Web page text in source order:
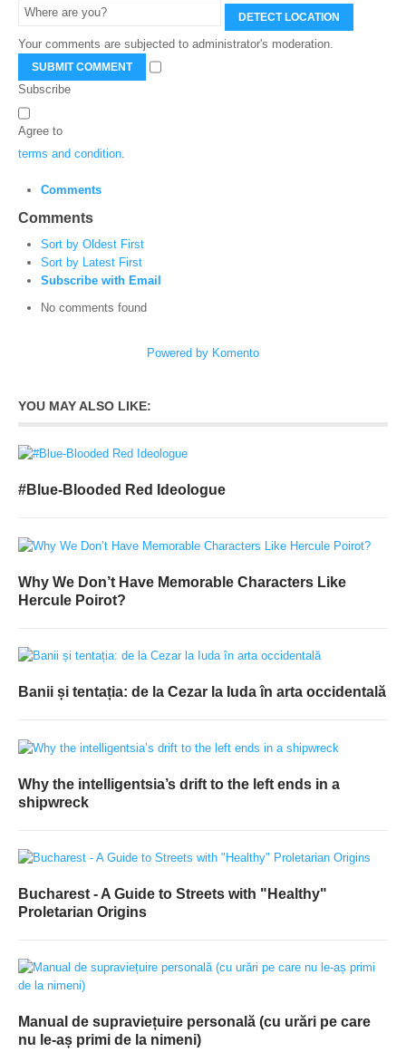
DETECT LOCATION
Your comments are subjected to administrator's moderation.
SUBMIT COMMENT
Subscribe
Agree to
terms and condition
Comments
Comments
Sort by Oldest First
Sort by Latest First
Subscribe with Email
No comments found
Powered by Komento
YOU MAY ALSO LIKE:
#Blue-Blooded Red Ideologue
Why We Don’t Have Memorable Characters Like
Hercule Poirot?
Banii și tentația: de la Cezar la Iuda în arta occidentală
Why the intelligentsia’s drift to the left ends in a
shipwreck
Bucharest - A Guide to Streets with "Healthy"
Proletarian Origins
Manual de supraviețuire personală (cu urări pe care
nu le-aș primi de la nimeni)